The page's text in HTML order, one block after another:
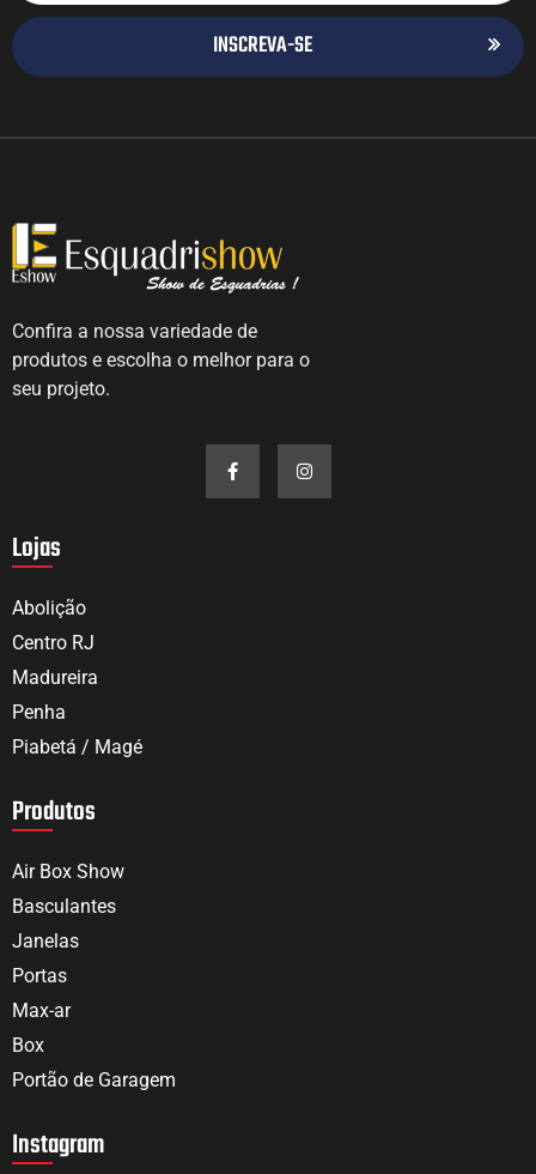
INSCREVA-SE
Confira a nossa variedade de
produtos e escolha o melhor para o
seu projeto.
Lojas
Abolição
Centro RJ
Madureira
Penha
Piabetá / Magé
Produtos
Air Box Show
Basculantes
Janelas
Portas
Max-ar
Box
Portão de Garagem
Instagram